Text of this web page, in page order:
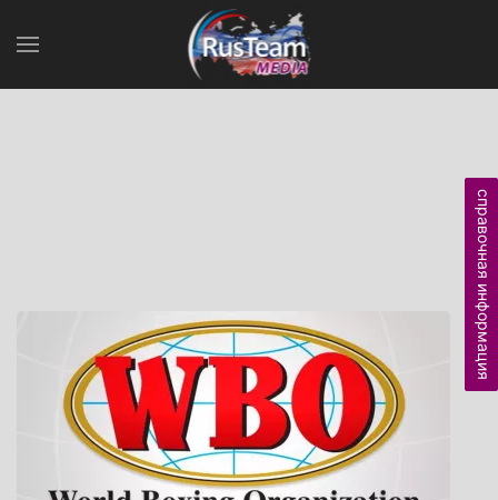
справочная информация